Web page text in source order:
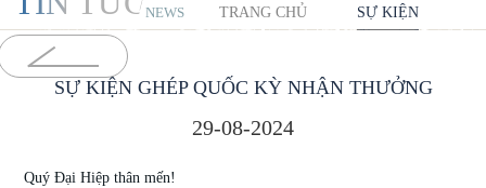
NEWS TRANG CHỦ SỰ KIỆN
SỰ KIỆN GHÉP QUỐC KỲ NHẬN THƯỞNG
29-08-2024
Quý Đại Hiệp thân mến!